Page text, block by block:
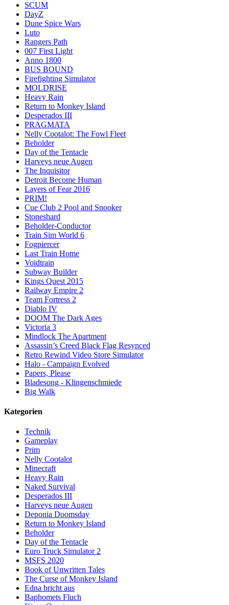
SCUM
DayZ
Dune Spice Wars
Luto
Rangers Path
007 First Light
Anno 1800
BUS BOUND
Firefighting Simulator
MOLDRISE
Heavy Rain
Return to Monkey Island
Desperados III
PRAGMATA
Nelly Cootalot: The Fowl Fleet
Beholder
Day of the Tentacle
Harveys neue Augen
The Inquisitor
Detroit Become Human
Layers of Fear 2016
PRIM!
Cue Club 2 Pool and Snooker
Stoneshard
Beholder-Conductor
Train Sim World 6
Fogpiercer
Last Train Home
Voidtrain
Subway Builder
Kings Quest 2015
Railway Empire 2
Team Fortress 2
Diablo IV
DOOM The Dark Ages
Victoria 3
Mindlock The Apartment
Assassin’s Creed Black Flag Resynced
Retro Rewind Video Store Simulator
Halo - Campaign Evolved
Papers, Please
Bladesong - Klingenschmiede
Big Walk
Kategorien
Technik
Gameplay
Prim
Nelly Cootalot
Minecraft
Heavy Rain
Naked Survival
Desperados III
Harveys neue Augen
Deponia Doomsday
Return to Monkey Island
Beholder
Day of the Tentacle
Euro Truck Simulator 2
MSFS 2020
Book of Unwritten Tales
The Curse of Monkey Island
Edna bricht aus
Baphomets Fluch